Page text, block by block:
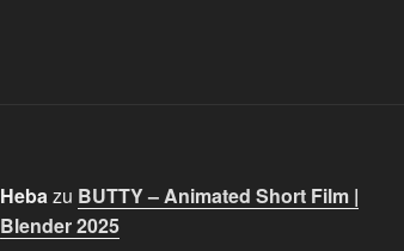
Hebazu BUTTY – Animated Short Film |
Blender 2025